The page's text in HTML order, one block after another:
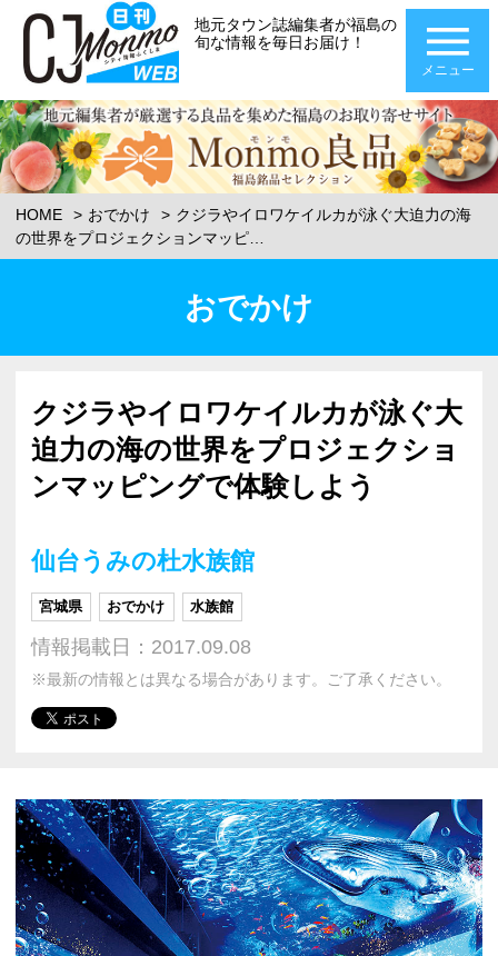
地元タウン誌編集者が福島の
旬な情報を毎日お届け！
メニュー
HOME おでかけ
クジラやイロワケイルカが泳ぐ大迫力の海
の世界をプロジェクションマッピ…
おでかけ
クジラやイロワケイルカが泳ぐ大
迫力の海の世界をプロジェクショ
ンマッピングで体験しよう
仙台うみの杜水族館
宮城県 おでかけ 水族館
情報掲載日：2017.09.08
※最新の情報とは異なる場合があります。ご了承ください。